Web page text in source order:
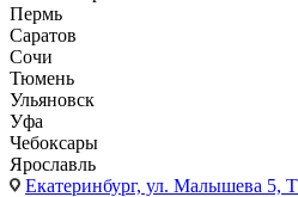
Пермь
Саратов
Сочи
Тюмень
Ульяновск
Уфа
Чебоксары
Ярославль
Екатеринбург, ул. Малышева 5,